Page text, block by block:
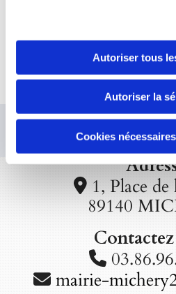
Autoriser tous
Autoriser la
Cookies
Les
1, Place de
89140

 mairie-